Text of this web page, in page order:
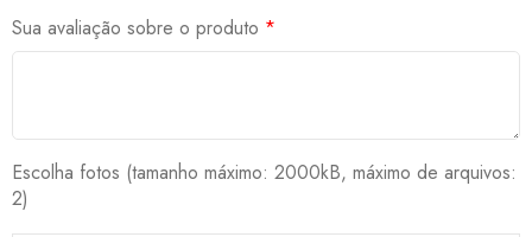
Sua avaliação sobre o produto *
Escolha fotos (tamanho máximo: 2000kB, máximo de arquivos:
2)